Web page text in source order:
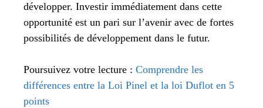
développer. Investir immédiatement dans cette
opportunité est un pari sur l’avenir avec de fortes
possibilités de développement dans le futur.
Poursuivez votre lecture : Comprendre les
différences entre la Loi Pinel et la loi Duflot en 5
points